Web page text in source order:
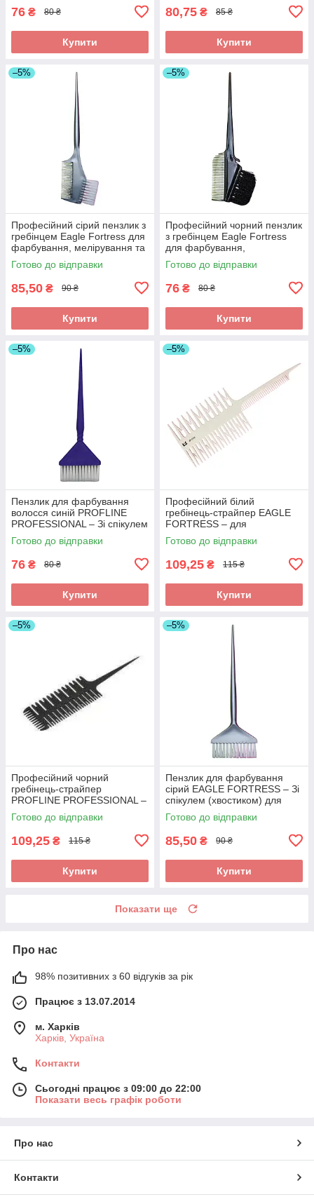
76 ₴ 80 ₴
Купити
80,75 ₴ 85 ₴
Купити
–5%
Професійний сірий пензлик з
гребінцем Eagle Fortress для
фарбування, мелірування та
поділу пасм волосся. Арт
JPP049M-1
Готово до відправки
85,50 ₴ 90 ₴
Купити
–5%
Професійний чорний пензлик
з гребінцем Eagle Fortress
для фарбування,
мелірування та поділу пасм
волосся. Арт JPP043M
Готово до відправки
76 ₴ 80 ₴
Купити
–5%
Пензлик для фарбування
волосся синій PROFLINE
PROFESSIONAL – Зі спікулем
(хвостиком) для точного
поділу пасм. Арт СР002
Готово до відправки
76 ₴ 80 ₴
Купити
–5%
Професійний білий
гребінець-страйпер EAGLE
FORTRESS – для
мелірування та набору
тонких пасм волосся. Арт
Готово до відправки
109,25 ₴ 115 ₴
Купити
–5%
Професійний чорний
гребінець-страйпер
PROFLINE PROFESSIONAL –
для мелірування та набору
тонких пасм. PP1010
Готово до відправки
109,25 ₴ 115 ₴
Купити
–5%
Пензлик для фарбування
сірий EAGLE FORTRESS – Зі
спікулем (хвостиком) для
точного поділу пасм. Арт
JPP1438
Готово до відправки
85,50 ₴ 90 ₴
Купити
Показати ще
Про нас
98% позитивних з 60 відгуків за рік
Працює з 13.07.2014
м. Харків
Харків, Україна
Контакти
Сьогодні працює з 09:00 до 22:00
Показати весь графік роботи
Про нас
Контакти